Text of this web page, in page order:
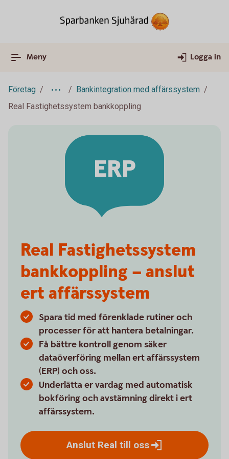
Meny Logga in
Företag
Bankintegration med affärssystem
Real Fastighetssystem bankkoppling
Real Fastighetssystem
bankkoppling – anslut
ert affärssystem
Spara tid med förenklade rutiner och
processer för att hantera betalningar.
Få bättre kontroll genom säker
dataöverföring mellan ert affärssystem
(ERP) och oss.
Underlätta er vardag med automatisk
bokföring och avstämning direkt i ert
affärssystem.
Anslut Real till oss
ERP